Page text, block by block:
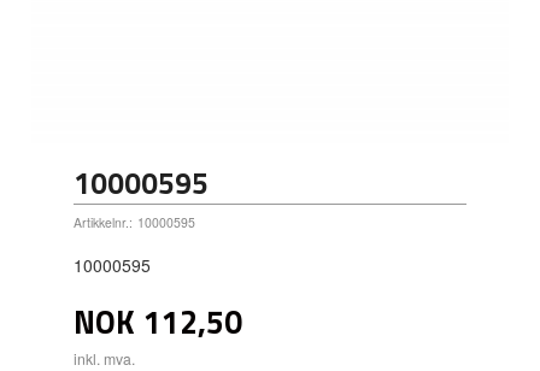
10000595
Artikkelnr.: 10000595
10000595
NOK 112,50
inkl. mva.